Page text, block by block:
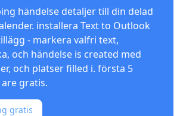
händelse detaljer till din delad
installera Text to Outlook
- markera valfri text,
och händelse is created med
och platser filled i. första 5
gratis.
gratis